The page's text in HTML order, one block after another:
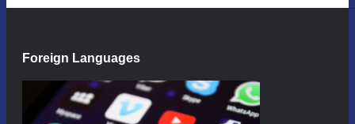
Foreign Languages